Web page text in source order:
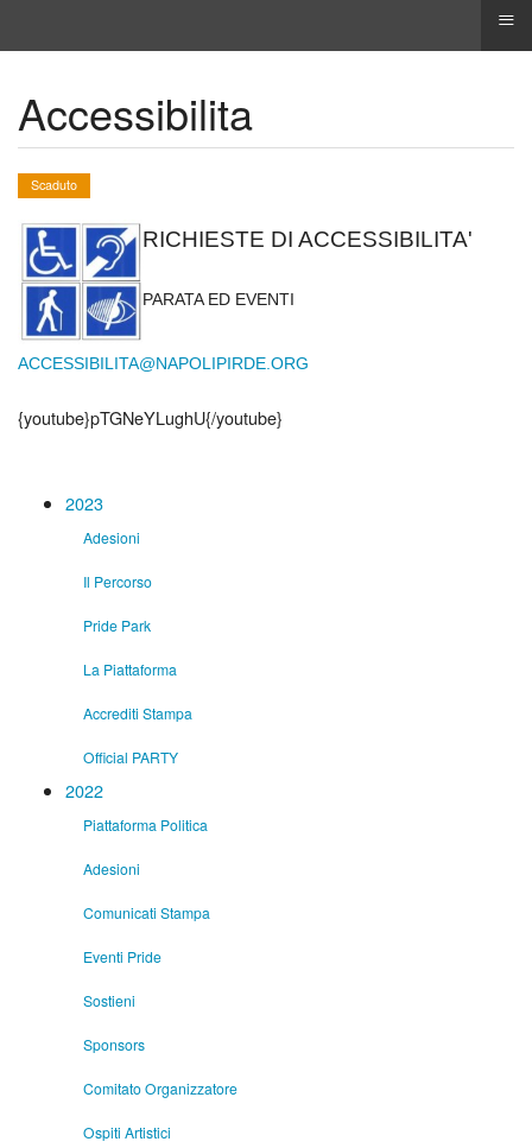
Accessibilita
Scaduto
RICHIESTE DI ACCESSIBILITA'
PARATA ED EVENTI
ACCESSIBILITA@NAPOLIPIRDE.ORG
{youtube}pTGNeYLughU{/youtube}
2023
Adesioni
Il Percorso
Pride Park
La Piattaforma
Accrediti Stampa
Official PARTY
2022
Piattaforma Politica
Adesioni
Comunicati Stampa
Eventi Pride
Sostieni
Sponsors
Comitato Organizzatore
Ospiti Artistici
≡